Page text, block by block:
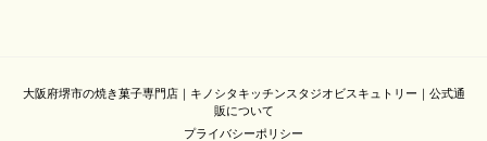
大阪府堺市の焼き菓子専門店｜キノシタキッチンスタジオビスキュトリー｜公式通
販について
プライバシーポリシー